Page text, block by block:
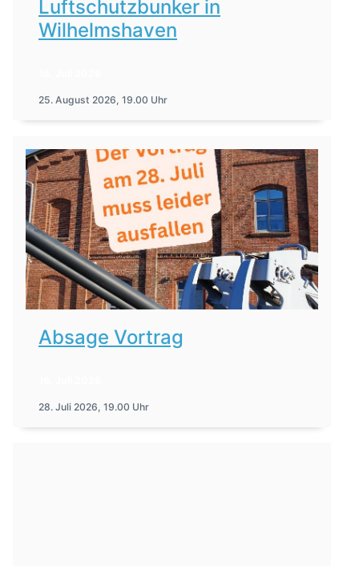
Luftschutzbunker in
Wilhelmshaven
25. August 2026, 19.00 Uhr
Absage Vortrag
28. Juli 2026, 19.00 Uhr